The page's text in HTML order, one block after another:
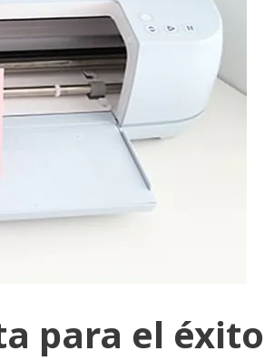
para el éxito